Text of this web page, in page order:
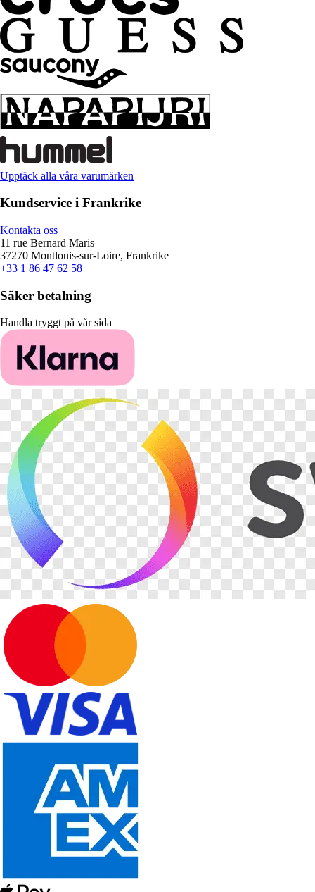
Upptäck alla våra varumärken
Kundservice i Frankrike
Kontakta oss
11 rue Bernard Maris
37270 Montlouis-sur-Loire, Frankrike
+33 1 86 47 62 58
Säker betalning
Handla tryggt på vår sida